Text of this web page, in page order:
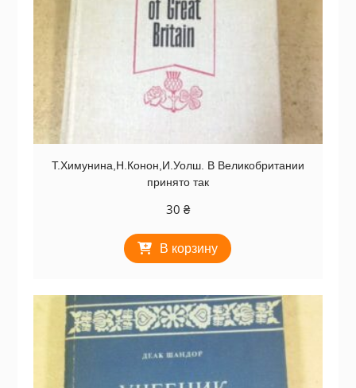
Т.Химунина,Н.Конон,И.Уолш. В Великобритании
принято так
30 ₴
В корзину